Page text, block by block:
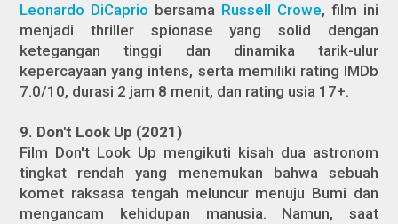
Leonardo DiCaprio bersama Russell Crowe, film ini
menjadi thriller spionase yang solid dengan
ketegangan tinggi dan dinamika tarik-ulur
kepercayaan yang intens, serta memiliki rating IMDb
7.0/10, durasi 2 jam 8 menit, dan rating usia 17+.
9. Don't Look Up (2021)
Film Don't Look Up mengikuti kisah dua astronom
tingkat rendah yang menemukan bahwa sebuah
komet raksasa tengah meluncur menuju Bumi dan
mengancam kehidupan manusia. Namun, saat